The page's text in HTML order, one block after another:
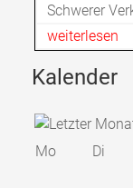
Schwerer
weiterlesen
Kalender
Mo
Di